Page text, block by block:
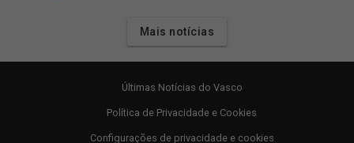
Mais notícias
Últimas Notícias do Vasco
Política de Privacidade e Cookies
Configurações de privacidade e cookies